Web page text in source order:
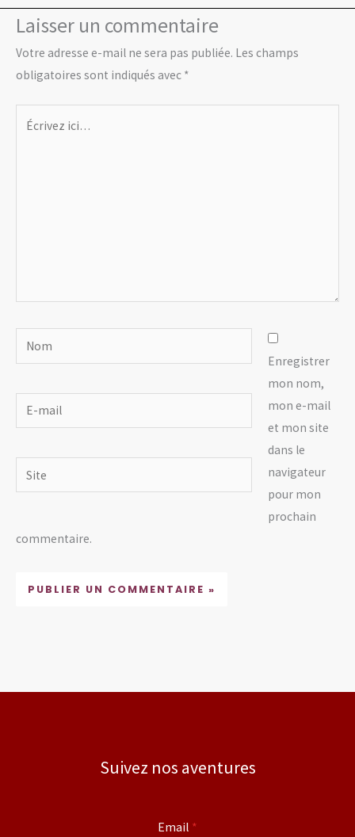
Laisser un commentaire
Votre adresse e-mail ne sera pas publiée. Les champs
obligatoires sont indiqués avec *
Nom
mail
Site
Enregistrer
mon nom,
mon e-mail
et mon site
dans le
navigateur
pour mon
prochain
commentaire.
Suivez nos aventures
Email *